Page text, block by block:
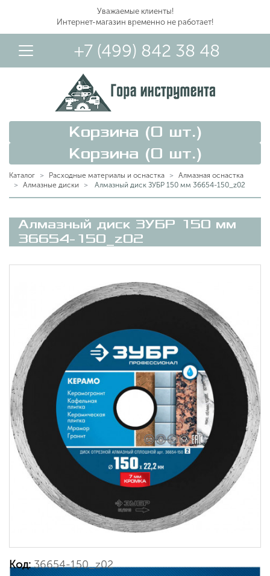
Уважаемые клиенты!
Интернет-магазин временно не работает!
+7 (499) 842 38 48
Вход в Личный Кабинет
Корзина (0 шт.)
Корзина (0 шт.)
Каталог Расходные материалы и оснастка
Алмазная оснастка
Алмазные диски
Алмазный диск ЗУБР 150 мм 36654-150_z02
Алмазный диск ЗУБР 150 мм
36654-150_z02
Код:36654-150_z02